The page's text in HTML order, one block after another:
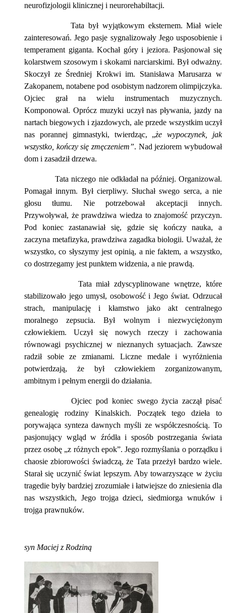
neurofizjologii klinicznej i neurorehabiltacji.
Tata był wyjątkowym eksternem. Miał wiele
zainteresowań. Jego pasje sygnalizowały Jego usposobienie i
temperament giganta. Kochał góry i jeziora. Pasjonował się
kolarstwem szosowym i skokami narciarskimi. Był odważny.
Skoczył ze Średniej Krokwi im. Stanisława Marusarza w
Zakopanem, notabene pod osobistym nadzorem olimpijczyka.
Ojciec grał na wielu instrumentach muzycznych.
Komponował. Oprócz muzyki uczył nas pływania, jazdy na
nartach biegowych i zjazdowych, ale przede wszystkim uczył
nas porannej gimnastyki, twierdząc, „że wypoczynek, jak
wszystko, kończy się zmęczeniem”. Nad jeziorem wybudował
dom i zasadził drzewa.
Tata niczego nie odkładał na później. Organizował.
Pomagał innym. Był cierpliwy. Słuchał swego serca, a nie
głosu tłumu. Nie potrzebował akceptacji innych.
Przywoływał, że prawdziwa wiedza to znajomość przyczyn.
Pod koniec zastanawiał się, gdzie się kończy nauka, a
zaczyna metafizyka, prawdziwa zagadka biologii. Uważał, że
wszystko, co słyszymy jest opinią, a nie faktem, a wszystko,
co dostrzegamy jest punktem widzenia, a nie prawdą.
Tata miał zdyscyplinowane wnętrze, które
stabilizowało jego umysł, osobowość i Jego świat. Odrzucał
strach, manipulację i kłamstwo jako akt centralnego
moralnego zepsucia. Był wolnym i niezwyciężonym
człowiekiem. Uczył się nowych rzeczy i zachowania
równowagi psychicznej w nieznanych sytuacjach. Zawsze
radził sobie ze zmianami. Liczne medale i wyróżnienia
potwierdzają, że był człowiekiem zorganizowanym,
ambitnym i pełnym energii do działania.
Ojciec pod koniec swego życia zaczął pisać
genealogię rodziny Kinalskich. Początek tego dzieła to
porywająca synteza dawnych myśli ze współczesnością. To
pasjonujący wgląd w źródła i sposób postrzegania świata
przez osobę „z różnych epok”. Jego rozmyślania o porządku i
chaosie zbiorowości świadczą, że Tata przeżył bardzo wiele.
Starał się uczynić świat lepszym. Aby towarzyszące w życiu
tragedie były bardziej zrozumiałe i łatwiejsze do zniesienia dla
nas wszystkich, Jego trojga dzieci, siedmiorga wnuków i
trojga prawnuków.
syn Maciej z Rodziną